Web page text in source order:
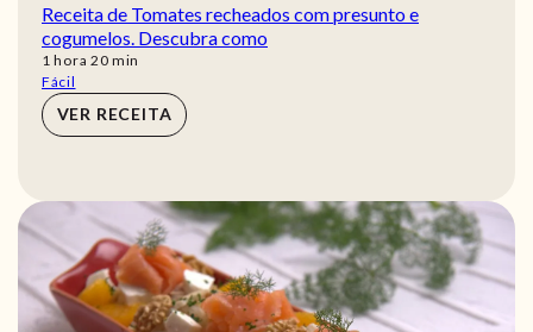
Receita de Tomates recheados com presunto e
cogumelos. Descubra como
1 hora
hora 20min
min
Fácil
VER RECEITA